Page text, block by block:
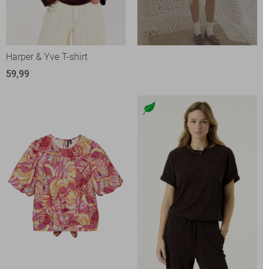
Harper & Yve T-shirt
59,99